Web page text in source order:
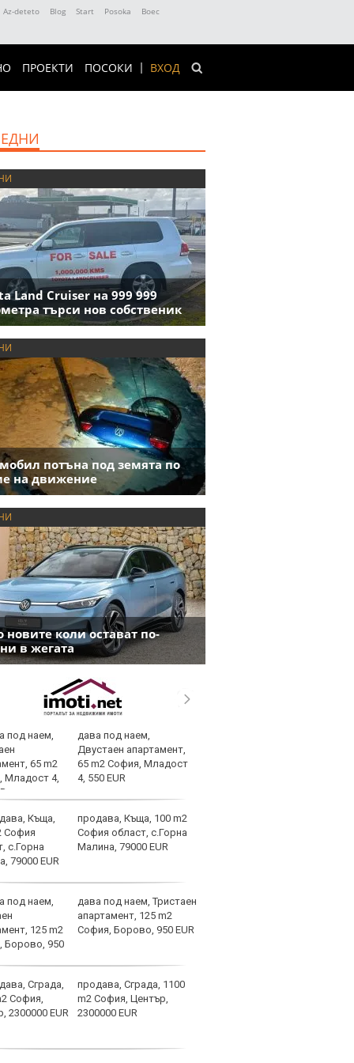
Az-deteto Blog Start Posoka
Boec
ВХОД
ПРОЕКТИ ПОСОКИ
Land Cruiser на 999 999
търси нов собственик
потъна под земята по
на движение
новите коли остават по-
в жегата
дава под наем,
Двустаен апартамент,
65 m2 София, Младост
4, 550 EUR
продава, Къща, 100 m2
София област, с.Горна
Малина, 79000 EUR
дава под наем, Тристаен
апартамент, 125 m2
София, Борово, 950 EUR
продава, Сграда, 1100
m2 София, Център,
2300000 EUR